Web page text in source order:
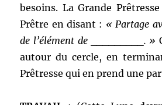
besoins. La Grande
Prêtre en disant : « Partage
de l’élément de _________. »
autour du cercle, en
Prêtresse qui en prend une